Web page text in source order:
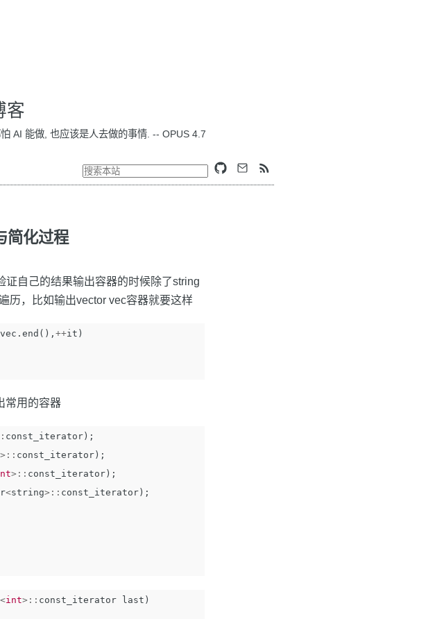
客
AI 能做, 也应该是人去做的事情. -- OPUS 4.7
简化过程
自己的结果输出容器的时候除了string
历，比如输出vector vec容器就要这样
vec . end (), ++it )
常用的容器
const_iterator );
>:: const_iterator );
>:: const_iterator );
<string>:: const_iterator );
<int>:: const_iterator last )